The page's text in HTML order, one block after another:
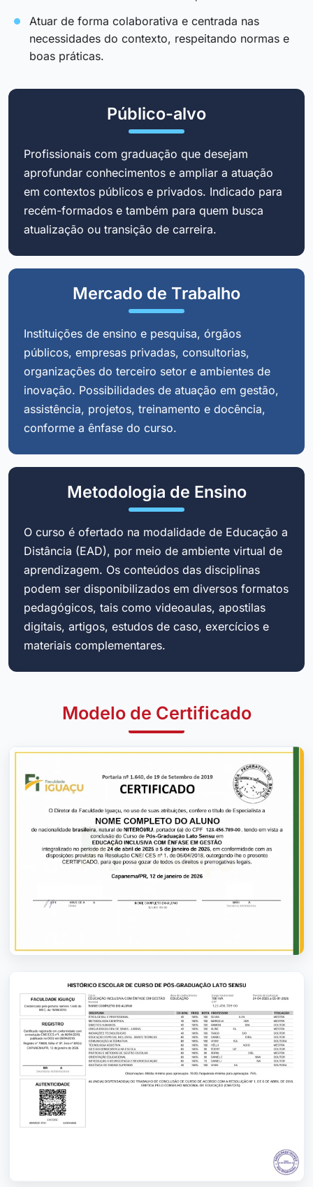
Atuar de forma colaborativa e centrada nas
necessidades do contexto, respeitando normas e
boas práticas.
Público-alvo
Profissionais com graduação que desejam
aprofundar conhecimentos e ampliar a atuação
em contextos públicos e privados. Indicado para
recém-formados e também para quem busca
atualização ou transição de carreira.
Mercado de Trabalho
Instituições de ensino e pesquisa, órgãos
públicos, empresas privadas, consultorias,
organizações do terceiro setor e ambientes de
inovação. Possibilidades de atuação em gestão,
assistência, projetos, treinamento e docência,
conforme a ênfase do curso.
Metodologia de Ensino
O curso é ofertado na modalidade de Educação a
Distância (EAD), por meio de ambiente virtual de
aprendizagem. Os conteúdos das disciplinas
podem ser disponibilizados em diversos formatos
pedagógicos, tais como videoaulas, apostilas
digitais, artigos, estudos de caso, exercícios e
materiais complementares.
Modelo de Certificado